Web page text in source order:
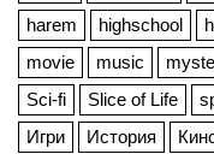
harem
highschool
movie
music
Sci-fi
Slice of Life
Игри
История